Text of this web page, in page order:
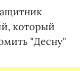
который
"Десну"